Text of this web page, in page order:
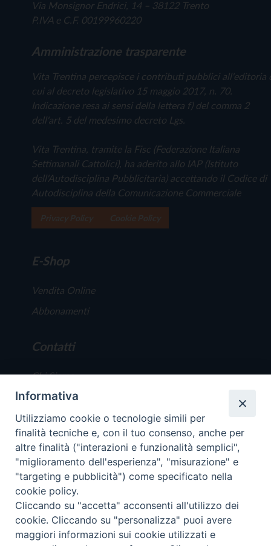
Via Monsignor Endrici, 14 – 38122 Trento
P.IVA e C.F. 00199960220
Amministrazione trasparente
Vita Trentina percepisce i contributi pubblici all'editoria
cui al decreto legislativo 15 maggio 2017, n. 70.
Indicazione resa ai sensi della lettera f) del comma 2
dell'art. 5 del medesimo decreto Lgs.
Vita Trentina, tramite la Fisc (Federazione Italiana
Settimanali Cattolici), ha aderito allo IAP (Istituto
dell'Autodisciplina Pubblicitaria) accettando il Codice di
Autodisciplina della Comunicazione Commerciale
E-Shop
Vendita Online
Abbonamenti
Contatti
Chi Siamo
Redazione
Scrivici
Copyright © 2019 - Tutti i diritti riservati - Vita
Trentina Editrice
Privacy Policy
Informativa
Utilizziamo cookie o tecnologie simili per
finalità tecniche e, con il tuo consenso, anche per
altre finalità ("interazioni e funzionalità semplici",
"miglioramento dell'esperienza", "misurazione" e
"targeting e pubblicità") come specificato nella
cookie policy.
Cliccando su "accetta" acconsenti all'utilizzo dei
cookie. Cliccando su "personalizza" puoi avere
maggiori informazioni sui cookie utilizzati e